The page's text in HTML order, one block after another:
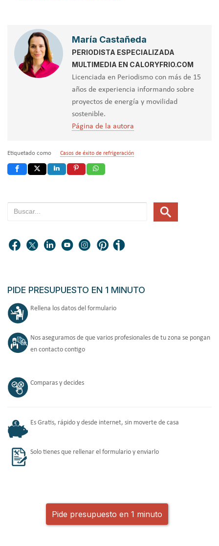
María Castañeda
PERIODISTA ESPECIALIZADA
MULTIMEDIA EN CALORYFRIO.COM
Licenciada en Periodismo con más de 15
años de experiencia informando sobre
proyectos de energía y movilidad
sostenible.
Página de la autora
Etiquetado como Casos de éxito de refrigeración
PIDE PRESUPUESTO EN 1 MINUTO
Rellena los datos del formulario
Nos aseguramos de que varios profesionales de tu zona se pongan
en contacto contigo
Comparas y decides
Es Gratis, rápido y desde internet, sin moverte de casa
Solo tienes que rellenar el formulario y enviarlo
Pide presupuesto en 1 minuto